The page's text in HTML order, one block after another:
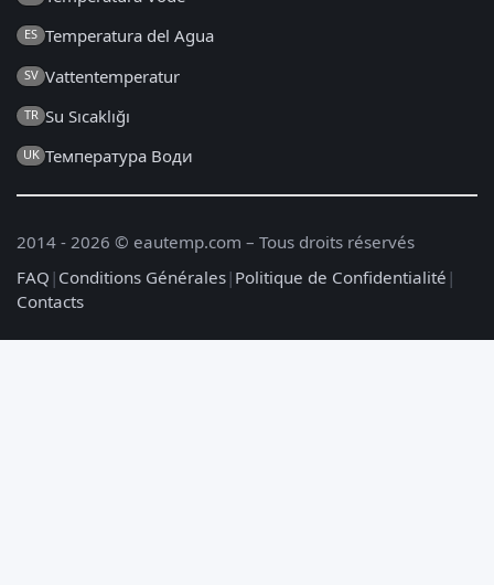
ES Temperatura del Agua
SV Vattentemperatur
TR Su Sıcaklığı
UK Температура Води
2014 - 2026 © eautemp.com – Tous droits réservés
FAQ | Conditions Générales| Politique de Confidentialité |
Contacts